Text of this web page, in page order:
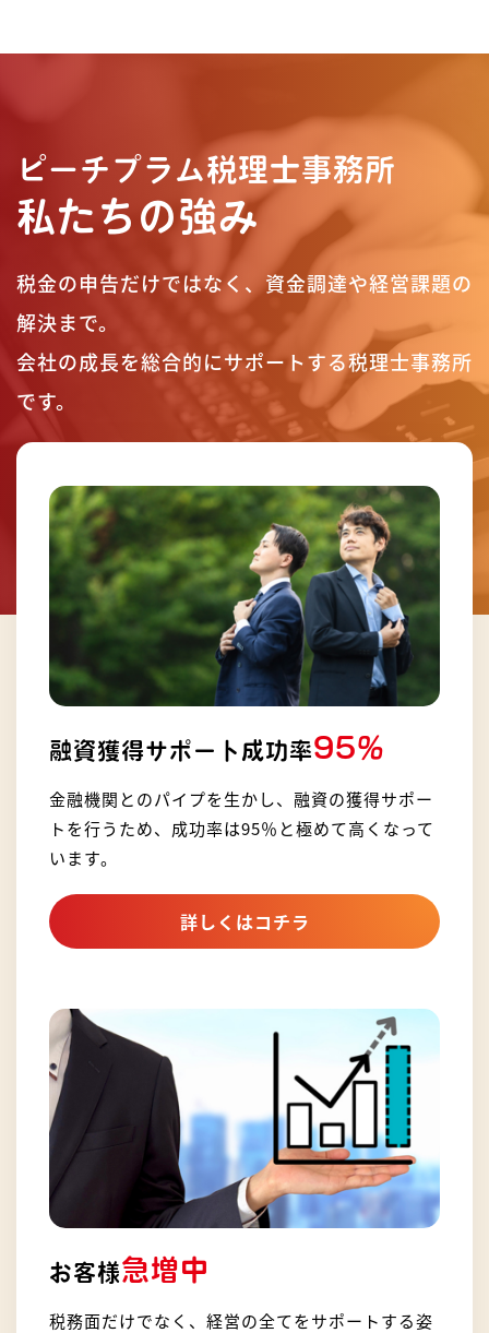
ピーチプラム税理士事務所
私たちの強み
税金の申告だけではなく、資金調達や経営課題の
解決まで。
会社の成長を総合的にサポートする税理士事務所
です。
融資獲得サポート成功率95%
金融機関とのパイプを生かし、融資の獲得サポー
トを行うため、成功率は95％と極めて高くなって
います。
詳しくはコチラ
お客様急増中
税務面だけでなく、経営の全てをサポートする姿